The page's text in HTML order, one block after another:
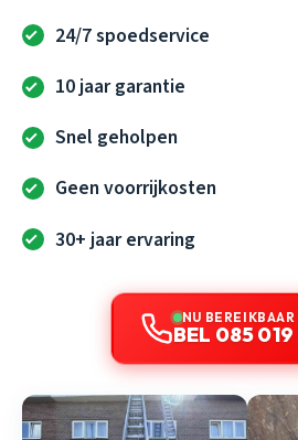
24/7 spoedservice
10 jaar garantie
Snel geholpen
Geen voorrijkosten
30+ jaar ervaring
NU BEREIKBAAR
BEL 085